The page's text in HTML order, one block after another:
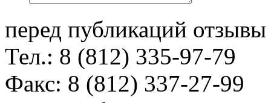
перед публикаций
Тел.: 8 (812) 335-97-79
Факс: 8 (812) 337-27-99